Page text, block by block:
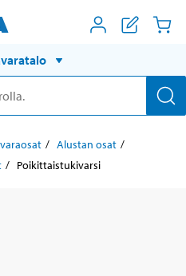
Alustan osat
Poikittaistukivarsi